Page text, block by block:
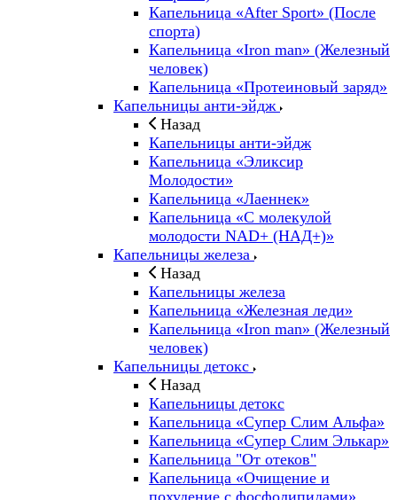
Капельница «After Sport» (После
спорта)
Капельница «Iron man» (Железный
человек)
Капельница «Протеиновый заряд»
Капельницы анти-эйдж
Назад
Капельницы анти-эйдж
Капельница «Эликсир
Молодости»
Капельница «Лаеннек»
Капельница «С молекулой
молодости NAD+ (НАД+)»
Капельницы железа
Назад
Капельницы железа
Капельница «Железная леди»
Капельница «Iron man» (Железный
человек)
Капельницы детокс
Назад
Капельницы детокс
Капельница «Супер Слим Альфа»
Капельница «Супер Слим Элькар»
Капельница "От отеков"
Капельница «Очищение и
похудение с фосфолипидами»